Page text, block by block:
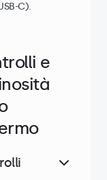
C).
e